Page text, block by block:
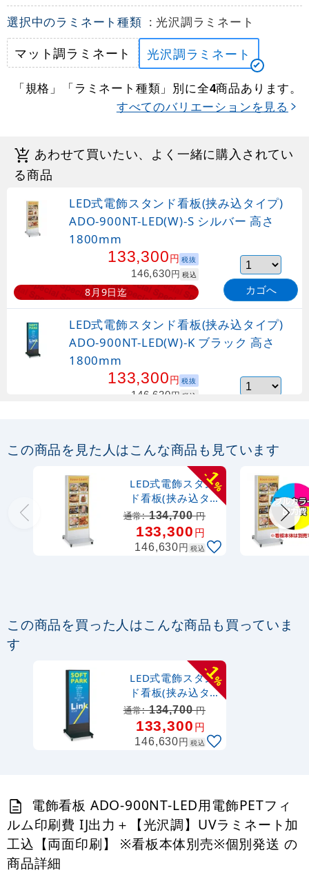
選択中のラミネート種類 : 光沢調ラミネート
マット調ラミネート 光沢調ラミネート
「規格」「ラミネート種類」別に全4商品あります。
すべてのバリエーションを見る
あわせて買いたい、よく一緒に購入されてい
る商品
LED式電飾スタンド看板(挟み込タイプ)
ADO-900NT-LED(W)-S シルバー 高さ
1800mm
133,300円 税抜
146,630円 税込
8月9日迄 カゴへ
LED式電飾スタンド看板(挟み込タイプ)
ADO-900NT-LED(W)-K ブラック 高さ
1800mm
133,300円 税抜
146,630円 税込
この商品を見た人はこんな商品も見ています
-
1
%
LED式電飾スタン
ド看板(挟み込タ
イプ) ADO-
900NT-LED(W)-S
シルバー 高さ
1800mm
通常:134,700円
133,300円
146,630円 税込
この商品を買った人はこんな商品も買っていま
す
-
1
%
LED式電飾スタン
ド看板(挟み込タ
イプ) ADO-
900NT-LED(W)-K
ブラック 高さ
1800mm
通常:134,700円
133,300円
146,630円 税込
電飾看板 ADO-900NT-LED用電飾PETフィ
ルム印刷費 IJ出力＋【光沢調】UVラミネート加
工込【両面印刷】 ※看板本体別売※個別発送 の
商品詳細